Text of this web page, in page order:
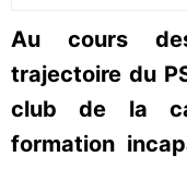
Au cours
trajectoire du
club de la
formation